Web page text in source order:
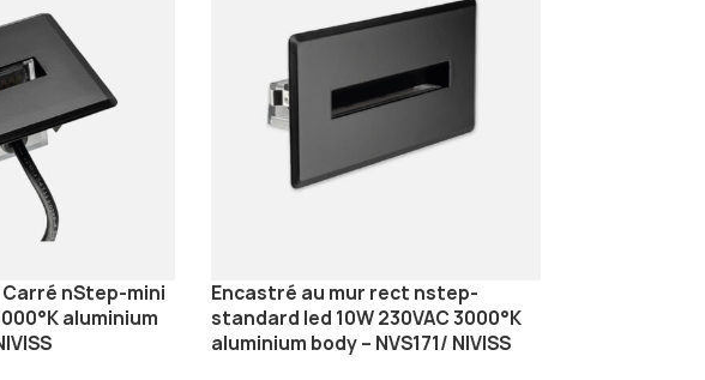
nStep-mini
aluminium
Encastré au mur rect nstep-
standard led 10W 230VAC 3000°K
aluminium body – NVS171/ NIVISS